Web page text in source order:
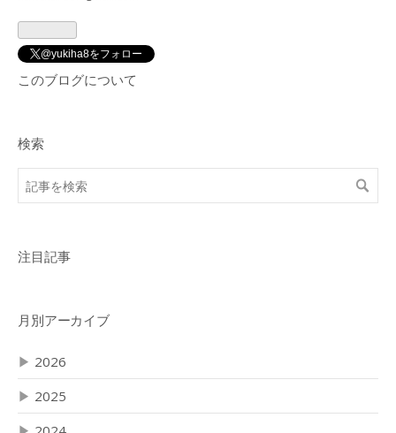
@yukiha8をフォロー
このブログについて
検索
注目記事
月別アーカイブ
▶ 2026
▶ 2025